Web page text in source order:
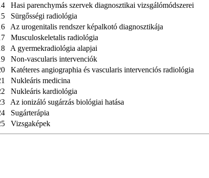
Hasi parenchymás szervek diagnosztikai vizsgálómódszerei
Sürgősségi radiológia
Az urogenitalis rendszer képalkotó diagnosztikája
Musculoskeletalis radiológia
A gyermekradiológia alapjai
Non-vascularis intervenciók
Katéteres angiographia és vascularis intervenciós radiológia
Nukleáris medicina
Nukleáris kardiológia
Az ionizáló sugárzás biológiai hatása
Sugárterápia
Vizsgaképek